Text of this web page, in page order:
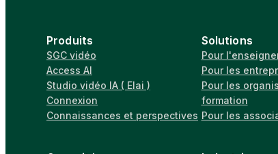
Produits
SGC vidéo
Access AI
Studio vidéo IA ( Elai )
Connexion
Connaissances et perspectives
Solutions
Pour
Pour les
Pour les
formation
Pour les